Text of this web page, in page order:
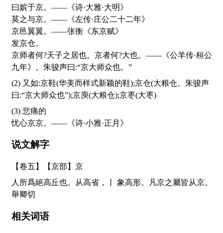
曰嫔于京。——《诗·大雅·大明》
莫之与京。——《左传·庄公二十二年》
京邑翼翼。——张衡《东京赋》
发京仓。
京师者何?天子之居也。京者何?大也。——《公羊传·桓公
九年》。朱骏声曰:“京大师众也。”
(2) 又如:京鞋(华美而样式新颖的鞋);京仓(大粮仓。朱骏声
曰:“京大师众也”);京庾(大粮仓);京枣(大枣)
(3) 悲痛的
忧心京京。——《诗·小雅·正月》
说文解字
【卷五】【京部】 京
人所爲絕高丘也。从高省，丨 象高形。凡京之屬皆从京。
舉卿切
相关词语